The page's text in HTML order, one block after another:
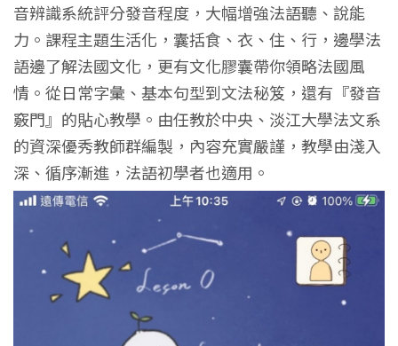
音辨識系統評分發音程度，大幅增強法語聽、說能
力。課程主題生活化，囊括食、衣、住、行，邊學法
語邊了解法國文化，更有文化膠囊帶你領略法國風
情。從日常字彙、基本句型到文法秘笈，還有『發音
竅門』的貼心教學。由任教於中央、淡江大學法文系
的資深優秀教師群編製，內容充實嚴謹，教學由淺入
深、循序漸進，法語初學者也適用。